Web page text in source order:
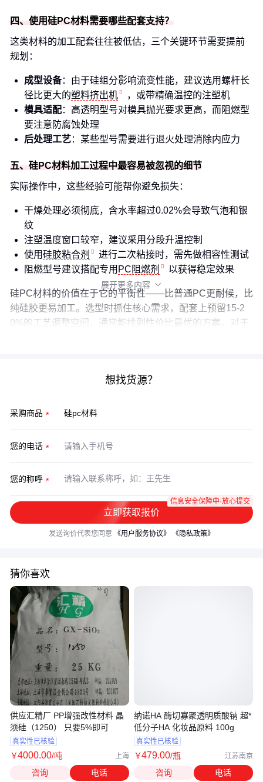
四、使用硅PC材料需要哪些配套支持？
这类材料的加工配套往往被低估，三个关键环节需要提前
规划：
成型设备：由于硅组分影响流变性能，建议选用螺杆长
径比更大的塑料挤出机
，或带精确温控的注塑机
模具适配：高透明型号对模具抛光要求更高，而阻燃型
要注意防腐蚀处理
后处理工艺：某些型号需要进行退火处理消除内应力
五、硅PC材料加工过程中最容易被忽视的细节
实际操作中，这些经验可能帮你避免损失：
干燥处理必须彻底，含水率超过0.02%会导致气泡和银
纹
注塑温度窗口较窄，建议采用分段升温控制
使用硅胶粘合剂
进行二次粘接时，需先做相容性测试
阻燃型号建议搭配专用 PC阻燃剂 以获得稳定效果
硅PC材料的价值在于它的平衡性——比普通PC更耐候，比
纯硅胶更易加工。选型时抓住核心需求，配套上预留15-2
0%的工艺调整空间，通常能找到性价比最优的方案。对于
展开更多内容 
想找货源？
采购商品
您的电话
您的称呼
立即获取报价
信息安全保障中·放心提交
发送询价代表您同意 《用户服务协议》 《隐私政策》
猜你喜欢
供应汇精厂 PP增强改性材料 晶
须硅（1250） 只要5%即可
真实性已核验
￥4000.00/吨 上海
咨询 电话
纳诺HA 酶切寡聚透明质酸钠 超*
低分子HA 化妆品原料 100g
真实性已核验
￥479.00/瓶 江苏南京
咨询 电话